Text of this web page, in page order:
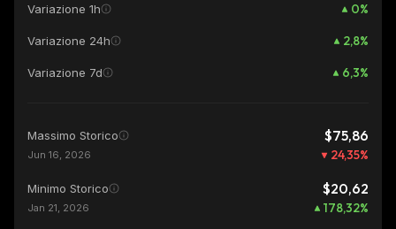
Variazione 1h 0%
Variazione 24h 2,8%
Variazione 7d 6,3%
Massimo Storico $75,86
Jun 16, 2026 24,35%
Minimo Storico $20,62
Jan 21, 2026 178,32%